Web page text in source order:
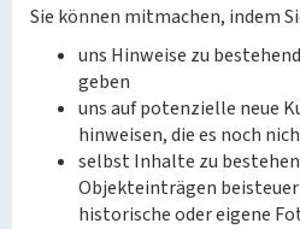
Sie können mitmachen, indem
uns Hinweise zu
geben
uns auf potenzielle neue
hinweisen, die es noch
selbst Inhalte zu
Objekteinträgen
historische oder eigene